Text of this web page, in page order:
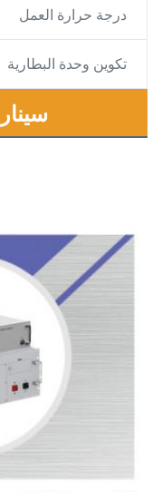
درجة حرارة العمل
تكوين وحدة البطارية